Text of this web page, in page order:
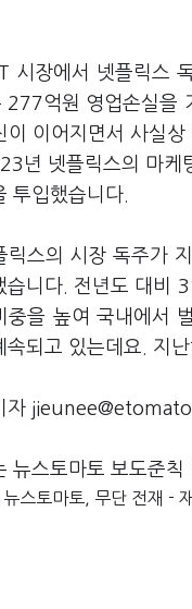
시장에서 넷플릭스
277억원 영업손실을
이 이어지면서 사실
년 넷플릭스의 마
투입했습니다.
릭스의 시장 독주가
습니다. 전년도 대비
중을 높여 국내에서
속되고 있는데요. 지
자
뉴스토마토 보도준칙
스토마토, 무단 전재 -